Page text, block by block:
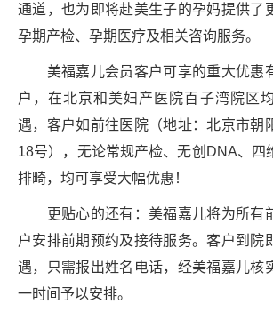
通道，也为即将赴美生子的孕妈提供了
孕期产检、孕期医疗及相关咨询服务。
美福嘉儿会员客户可享的重大优惠
户，在北京和美妇产医院百子湾院区
遇，客户如前往医院（地址：北京市朝
18号），无论常规产检、无创DNA、四
排畸，均可享受大幅优惠！
更贴心的还有：美福嘉儿将为所有
户安排前期预约及接待服务。客户到院
遇，只需报出姓名电话，经美福嘉儿核
一时间予以安排。